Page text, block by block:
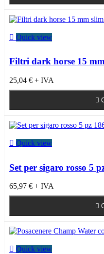
 Quick view
Filtri dark horse 15
25,04 € + IVA

 Quick view
Set per sigaro rosso 5
65,97 € + IVA

 Quick view